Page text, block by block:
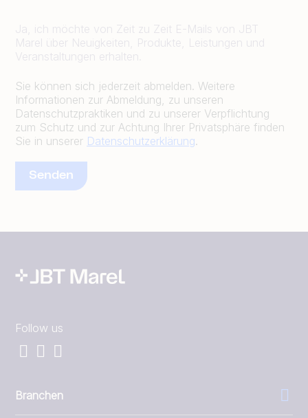
Ja, ich möchte von Zeit zu Zeit E-Mails von JBT
Marel über Neuigkeiten, Produkte, Leistungen und
Veranstaltungen erhalten.
Sie können sich jederzeit abmelden. Weitere
Informationen zur Abmeldung, zu unseren
Datenschutzpraktiken und zu unserer Verpflichtung
zum Schutz und zur Achtung Ihrer Privatsphäre finden
Sie in unserer Datenschutzerklärung.
Follow us
Branchen